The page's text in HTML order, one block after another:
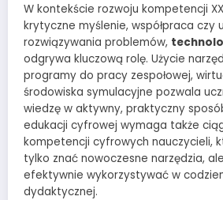
W kontekście rozwoju kompetencji
krytyczne myślenie, współpraca czy
rozwiązywania problemów,
odgrywa kluczową rolę. Użycie
programy do pracy zespołowej,
środowiska symulacyjne pozwala
wiedzę w aktywny, praktyczny
edukacji cyfrowej wymaga także
kompetencji cyfrowych nauczycieli,
tylko znać nowoczesne narzędzia,
efektywnie wykorzystywać w
dydaktycznej.